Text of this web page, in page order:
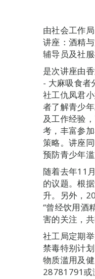
由社会工作
讲座：酒精
辅导员及社
是次讲座由
- 大麻吸食者
社工仇凤君
者了解青少
及工作经验
考，丰富参
策略。讲座
预防青少年
随着去年11
的议题。根
升。另外，
“曾经饮用酒
害的关注，
社工局定期
禁毒特别计
物质滥用及
28781791或